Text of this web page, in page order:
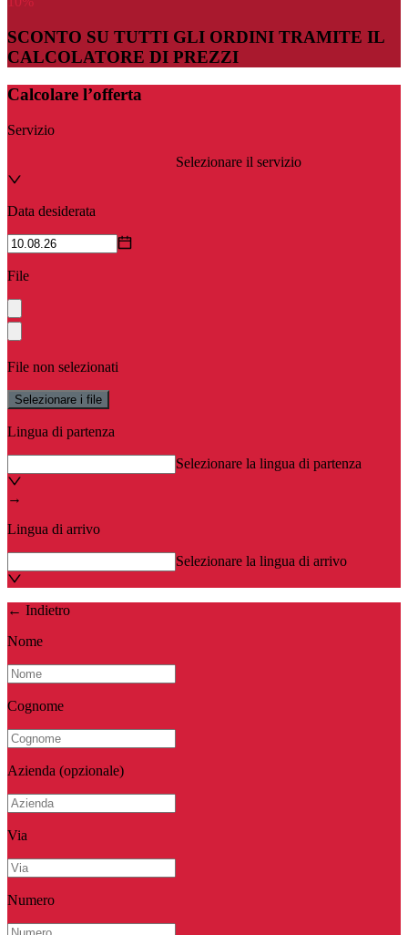
SCONTO SU TUTTI GLI ORDINI TRAMITE IL
CALCOLATORE DI PREZZI
Calcolare l’offerta
Servizio
Selezionare il servizio
Data desiderata
File
File non selezionati
Selezionare i file
Lingua di partenza
Selezionare la lingua di partenza
→
Lingua di arrivo
Selezionare la lingua di arrivo
← Indietro
Nome
Cognome
Azienda (opzionale)
Via
Numero